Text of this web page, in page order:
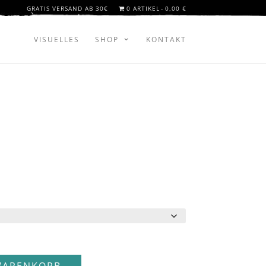
GRATIS VERSAND AB 30€ 0 ARTIKEL 0,00 €
VISUELLES SHOP KONTAKT